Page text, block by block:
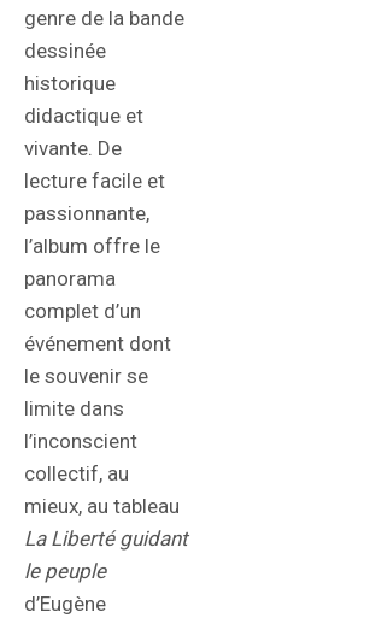
genre de la bande
dessinée
historique
didactique et
vivante. De
lecture facile et
passionnante,
l’album offre le
panorama
complet d’un
événement dont
le souvenir se
limite dans
l’inconscient
collectif, au
mieux, au tableau
La Liberté guidant
le peuple
d’Eugène